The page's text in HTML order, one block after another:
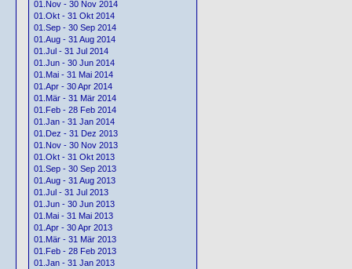
01.Nov - 30 Nov 2014
01.Okt - 31 Okt 2014
01.Sep - 30 Sep 2014
01.Aug - 31 Aug 2014
01.Jul - 31 Jul 2014
01.Jun - 30 Jun 2014
01.Mai - 31 Mai 2014
01.Apr - 30 Apr 2014
01.Mär - 31 Mär 2014
01.Feb - 28 Feb 2014
01.Jan - 31 Jan 2014
01.Dez - 31 Dez 2013
01.Nov - 30 Nov 2013
01.Okt - 31 Okt 2013
01.Sep - 30 Sep 2013
01.Aug - 31 Aug 2013
01.Jul - 31 Jul 2013
01.Jun - 30 Jun 2013
01.Mai - 31 Mai 2013
01.Apr - 30 Apr 2013
01.Mär - 31 Mär 2013
01.Feb - 28 Feb 2013
01.Jan - 31 Jan 2013